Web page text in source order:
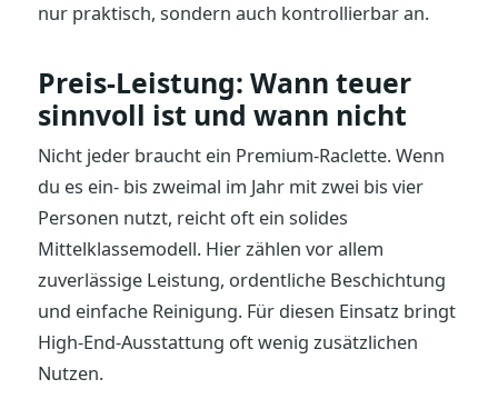
nur praktisch, sondern auch kontrollierbar an.
Preis-Leistung: Wann teuer
sinnvoll ist und wann nicht
Nicht jeder braucht ein Premium-Raclette. Wenn
du es ein- bis zweimal im Jahr mit zwei bis vier
Personen nutzt, reicht oft ein solides
Mittelklassemodell. Hier zählen vor allem
zuverlässige Leistung, ordentliche Beschichtung
und einfache Reinigung. Für diesen Einsatz bringt
High-End-Ausstattung oft wenig zusätzlichen
Nutzen.